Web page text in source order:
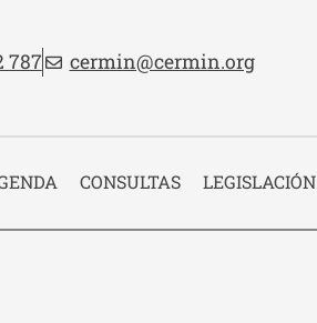
787 Email:
cermin@cermin.org
CONSULTAS LEGISLACIÓN